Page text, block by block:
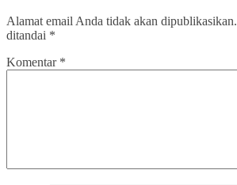
Alamat email Anda tidak akan dipublikasikan.
ditandai *
Komentar *